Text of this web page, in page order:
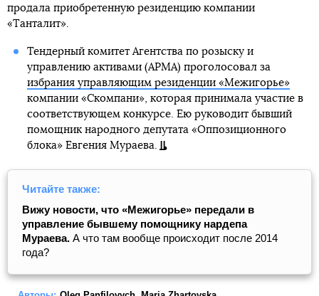
продала приобретенную резиденцию компании
«Танталит».
Тендерный комитет Агентства по розыску и
управлению активами (АРМА) проголосовал за
избрания управляющим резиденции «Межигорье»
компании «Скомпани», которая принимала участие в
соответствующем конкурсе. Ею руководит бывший
помощник народного депутата «Оппозиционного
блока» Евгения Мураева.
Читайте также:
Вижу новости, что «Межигорье» передали в
управление бывшему помощнику нардепа
Мураева. А что там вообще происходит после 2014
года?